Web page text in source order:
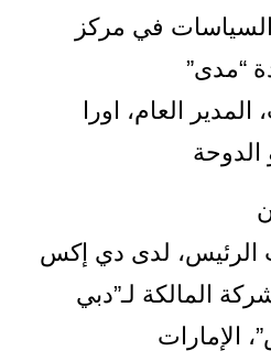
في مركز
“مدى”
العام، اورا
الدوحة
الرئيس، لدى دي إكس
المالكة لـ”دبي
الإمارات